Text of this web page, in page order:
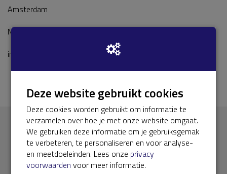
Amsterdam
Nederland
info@oudertelefoon.nl
Meld je aan voor de nieuwsbrief
Typ hier je e-mailadres
Deze website gebruikt cookies
Deze cookies worden gebruikt om informatie te
verzamelen over hoe je met onze website omgaat.
We gebruiken deze informatie om je gebruiksgemak
te verbeteren, te personaliseren en voor analyse-
en meetdoeleinden. Lees onze privacy
voorwaarden voor meer informatie.